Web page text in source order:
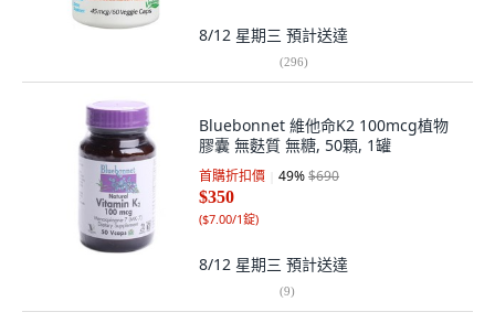
8/12 星期三 預計送達
(296)
Bluebonnet 維他命K2 100mcg植物
膠囊 無麩質 無糖, 50顆, 1罐
首購折扣價 49%$690
$350
($7.00/1錠)
8/12 星期三 預計送達
(9)